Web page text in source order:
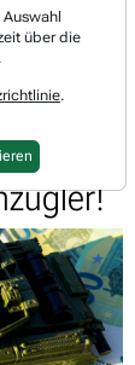
ein
die
Euro
und
über die
.